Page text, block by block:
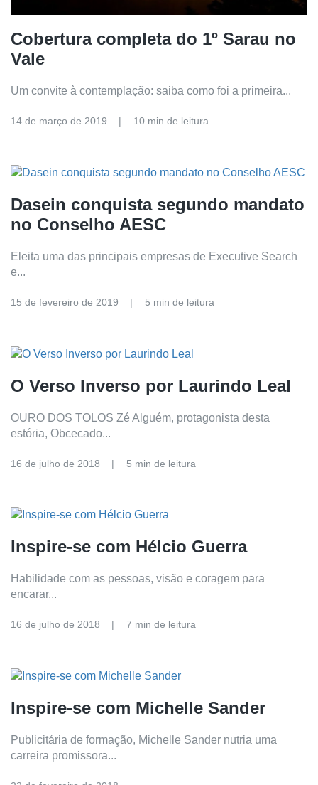
Cobertura completa do 1º Sarau no
Vale
Um convite à contemplação: saiba como foi a primeira...
14 de março de 2019 10 min de leitura
Dasein conquista segundo mandato
no Conselho AESC
Eleita uma das principais empresas de Executive Search
e...
15 de fevereiro de 2019 5 min de leitura
O Verso Inverso por Laurindo Leal
OURO DOS TOLOS Zé Alguém, protagonista desta
estória, Obcecado...
16 de julho de 2018 5 min de leitura
Inspire-se com Hélcio Guerra
Habilidade com as pessoas, visão e coragem para
encarar...
16 de julho de 2018 7 min de leitura
Inspire-se com Michelle Sander
Publicitária de formação, Michelle Sander nutria uma
carreira promissora...